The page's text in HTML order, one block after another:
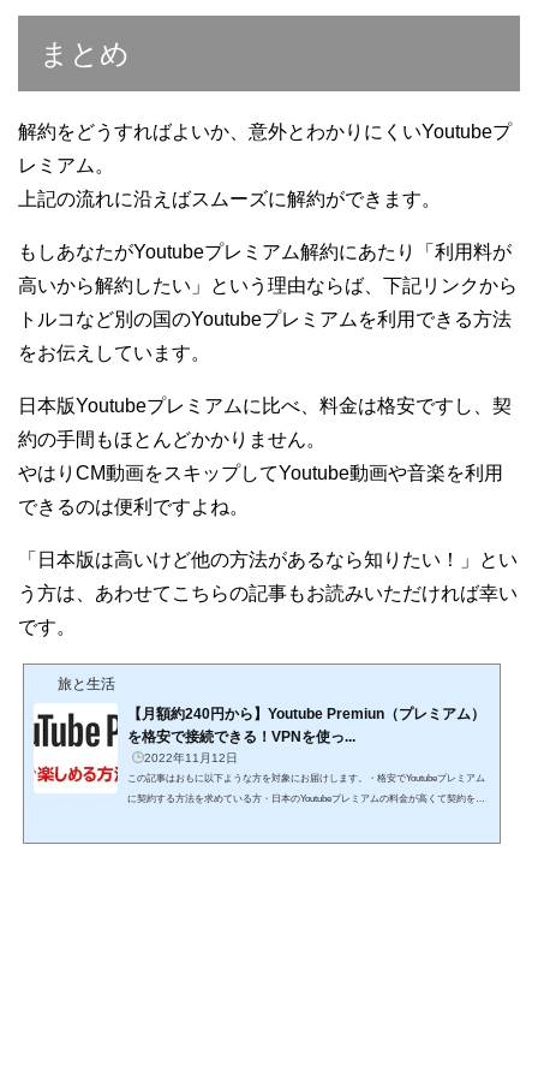
まとめ
解約をどうすればよいか、意外とわかりにくいYoutubeプ
レミアム。
上記の流れに沿えばスムーズに解約ができます。
もしあなたがYoutubeプレミアム解約にあたり「利用料が
高いから解約したい」という理由ならば、下記リンクから
トルコなど別の国のYoutubeプレミアムを利用できる方法
をお伝えしています。
日本版Youtubeプレミアムに比べ、料金は格安ですし、契
約の手間もほとんどかかりません。
やはりCM動画をスキップしてYoutube動画や音楽を利用
できるのは便利ですよね。
「日本版は高いけど他の方法があるなら知りたい！」とい
う方は、あわせてこちらの記事もお読みいただければ幸い
です。
旅と生活
【月額約240円から】Youtube Premiun（プレミアム）
を格安で接続できる！VPNを使っ...
2022年11月12日
この記事はおもに以下ような方を対象にお届けします。・格安でYoutubeプレミアム
に契約する方法を求めている方・日本のYoutubeプレミアムの料金が高くて契約をち